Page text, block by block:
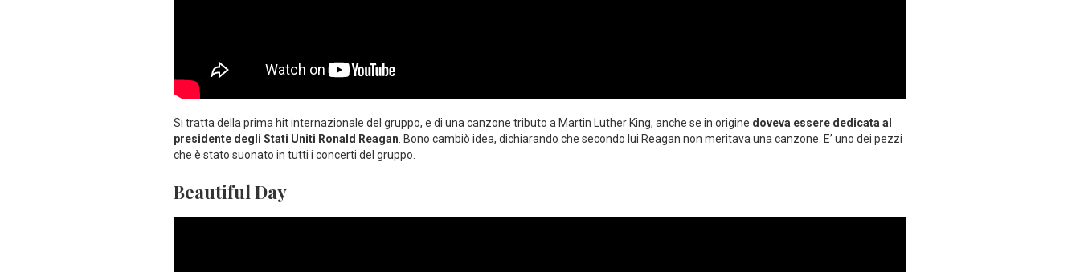
Si tratta della prima hit internazionale del gruppo, e di una canzone tributo a Martin Luther King, anche se in origine doveva essere dedicata al
presidente degli Stati Uniti Ronald Reagan. Bono cambiò idea, dichiarando che secondo lui Reagan non meritava una canzone. E’ uno dei pezzi
che è stato suonato in tutti i concerti del gruppo.
Beautiful Day